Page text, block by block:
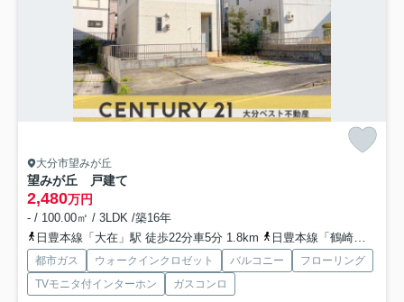
大分市望みが丘
望みが丘 戸建て
2,480万円
- / 100.00㎡ / 3LDK /築16年
日豊本線「大在」駅 徒歩22分車5分 1.8km
日豊本線「鶴崎」駅 徒歩45分車10分 3.8km
都市ガス ウォークインクロゼット バルコニー
フローリング
TVモニタ付インターホン
ガスコンロ